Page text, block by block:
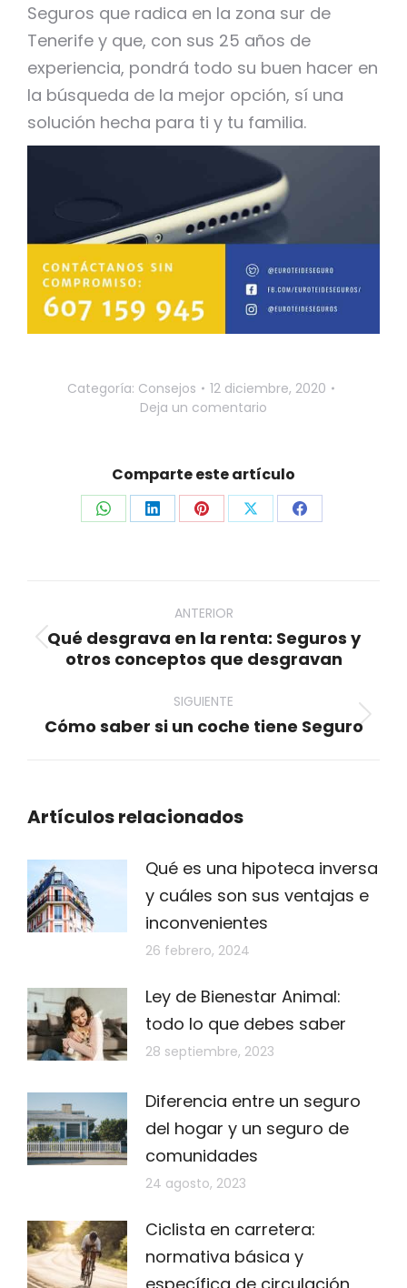
Seguros que radica en la zona sur de
Tenerife y que, con sus 25 años de
experiencia, pondrá todo su buen hacer en
la búsqueda de la mejor opción, sí una
solución hecha para ti y tu familia.
Categoría: Consejos
12 diciembre, 2020
Deja un comentario
Comparte este artículo
Share Share Share Share Share
entre
publicaciones
ANTERIOR
Publicación
anterior:
Qué desgrava en la renta: Seguros y
otros conceptos que desgravan
SIGUIENTE
Publicación
Cómo saber si un coche tiene Seguro
Artículos relacionados
Qué es una hipoteca inversa
y cuáles son sus ventajas e
inconvenientes
26 febrero, 2024
Ley de Bienestar Animal:
todo lo que debes saber
28 septiembre, 2023
Diferencia entre un seguro
del hogar y un seguro de
comunidades
24 agosto, 2023
Ciclista en carretera:
normativa básica y